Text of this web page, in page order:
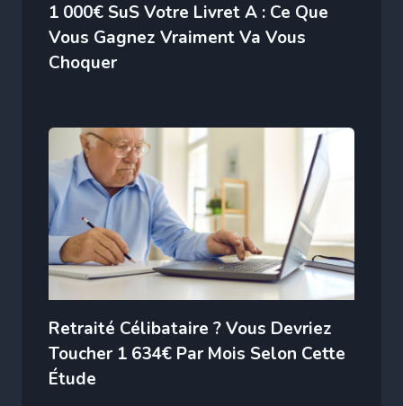
1 000€ SuS Votre Livret A : Ce Que
Vous Gagnez Vraiment Va Vous
Choquer
Retraité Célibataire ? Vous Devriez
Toucher 1 634€ Par Mois Selon Cette
Étude